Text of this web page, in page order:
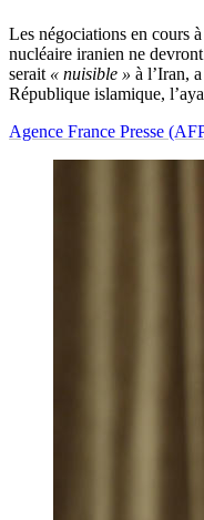
Les négociations en cours
nucléaire iranien ne
serait « nuisible » à l’Iran,
République islamique,
Agence France Presse